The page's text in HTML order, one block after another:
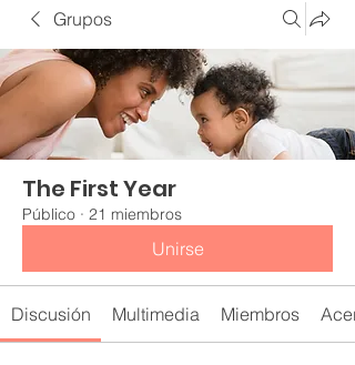
Grupos
The First Year
Público · 21 miembros
Unirse
Discusión Multimedia Miembros